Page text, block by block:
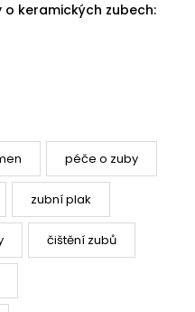
keramických zubech:
péče o zuby
zubní plak
čištění zubů